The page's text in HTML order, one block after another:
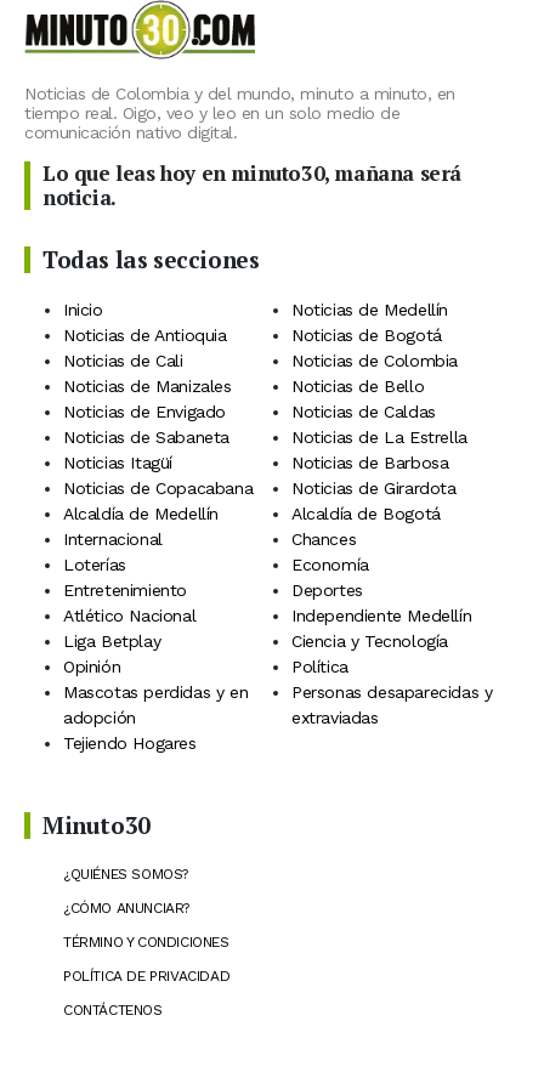
Noticias de Colombia y del mundo, minuto a minuto, en
tiempo real. Oigo, veo y leo en un solo medio de
comunicación nativo digital.
Lo que leas hoy en minuto30, mañana será
noticia.
Todas las secciones
Inicio
Noticias de Medellín
Noticias de Antioquia
Noticias de Bogotá
Noticias de Cali
Noticias de Colombia
Noticias de Manizales
Noticias de Bello
Noticias de Envigado
Noticias de Caldas
Noticias de Sabaneta
Noticias de La Estrella
Noticias Itagüí
Noticias de Barbosa
Noticias de Copacabana
Noticias de Girardota
Alcaldía de Medellín
Alcaldía de Bogotá
Internacional
Chances
Loterías
Economía
Entretenimiento
Deportes
Atlético Nacional
Independiente Medellín
Liga Betplay
Ciencia y Tecnología
Opinión
Política
Mascotas perdidas y en
adopción
Personas desaparecidas y
extraviadas
Tejiendo Hogares
Minuto30
¿QUIÉNES SOMOS?
¿CÓMO ANUNCIAR?
TÉRMINO Y CONDICIONES
POLÍTICA DE PRIVACIDAD
CONTÁCTENOS